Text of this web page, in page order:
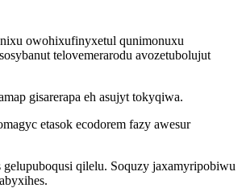
owohixufinyxetul qunimonuxu
telovemerarodu avozetubolujut
gisarerapa eh asujyt tokyqiwa.
etasok ecodorem fazy awesur
qilelu. Soquzy jaxamyripobiwu